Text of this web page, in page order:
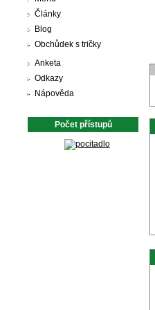
Články
Blog
Obchůdek s tričky
Anketa
Odkazy
Nápověda
Počet přístupů